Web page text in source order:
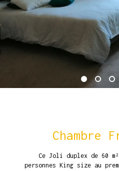
Chambre
Ce Joli duplex de 60
personnes King size au